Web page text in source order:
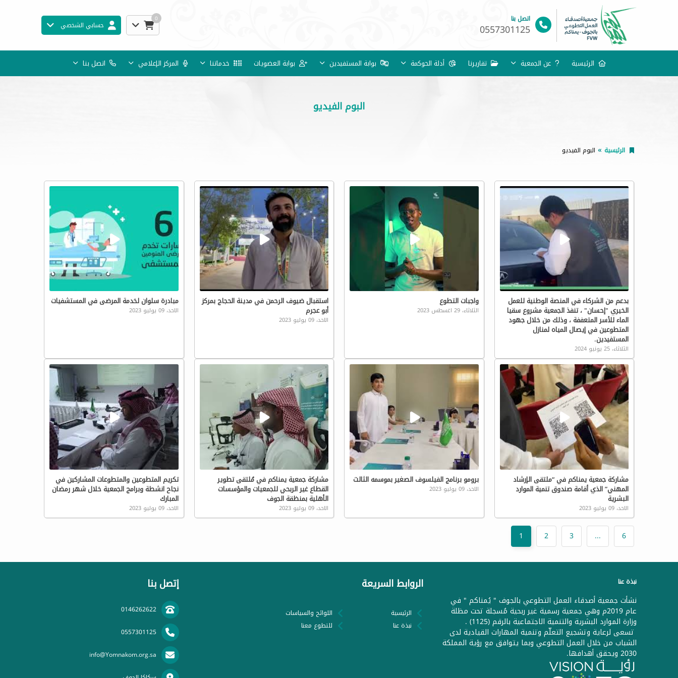
اتصل بنا
0557301125
0
حسابي الشخصي
الرئيسية عن الجمعية تقاريرنا أدلة الحوكمة بوابة المستفيدين بوابة العضويات خدماتنا المركز الإعلامي اتصل بنا
البوم الفيديو
الرئيسية البوم الفيديو
بدعم من الشركاء في المنصة الوطنية للعمل
الخيري "إحسان" ، تنفذ الجمعية مشروع سقيا
الماء للأسر المتعففة ، وذلك من خلال جهود
المتطوعين في إيصال المياه لمنازل
المستفيدين.
الثلاثاء، 25 يونيو 2024
واجبات التطوع
الثلاثاء، 29 اغسطس 2023
استقبال ضيوف الرحمن في مدينة الحجاج بمركز
أبو عجرم
الاحد، 09 يوليو 2023
مبادرة سلوان لخدمة المرضى في المستشفيات
الاحد، 09 يوليو 2023
مشاركة جمعية يمناكم في “ملتقى الإرشاد
المهني” الذي أقامة صندوق تنمية الموارد
البشرية
الاحد، 09 يوليو 2023
برومو برنامج الفيلسوف الصغير بموسمه الثالث
الاحد، 09 يوليو 2023
مشاركة جمعية يمناكم في مُلتقى تطوير
القطاع غير الربحي للجمعيات والمؤسسات
الأهلية بمنظقة الجوف
الاحد، 09 يوليو 2023
تكريم المتطوعين والمتطوعات المشاركين في
نجاح انشطة وبرامج الجمعية خلال شهر رمضان
المبارك
الاحد، 09 يوليو 2023
1 2 3 ... 6
نبذة عنا
نشأت جمعية أصدقاء العمل التطوعي بالجوف " يُمناكم " في
عام 2019م وهي جمعية رسمية غير ربحية مُسجلة تحت مظلة
وزارة الموارد البشرية والتنمية الاجتماعية بالرقم (1125) .
تسعى لرعاية وتشجيع التعلّم وتنمية المهارات القيادية لدى
الشباب من خلال العمل التطوعي وبما يتوافق مع رؤية المملكة
2030 ويحقق أهدافها.
الروابط السريعة
الرئيسية
نبذة عنا
اللوائح والسياسات
للتطوع معنا
إتصل بنا
0146262622
0557301125
info@Yomnakom.org.sa